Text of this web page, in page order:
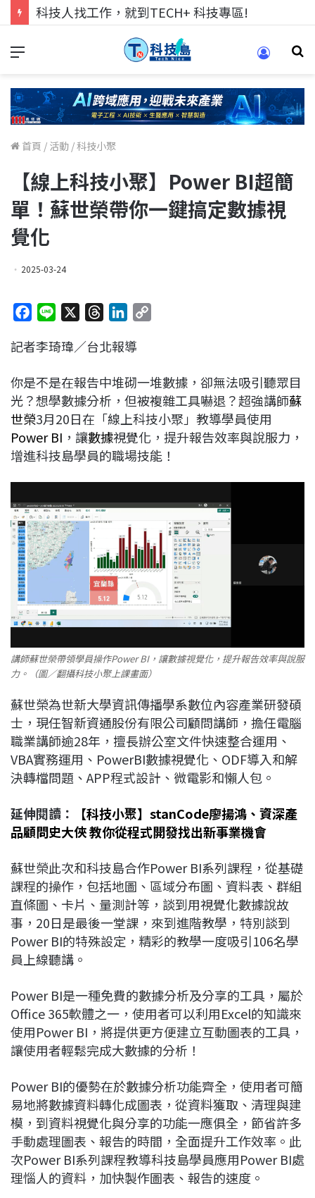
科技人找工作，就到TECH+ 科技專區!
首頁 / 活動 /科技小聚
【線上科技小聚】Power BI超簡
單！蘇世榮帶你一鍵搞定數據視
覺化
2025-03-24
c
b
o
o
k
n
r
a
d
s
n
e
d
I
n
L
i
n
k
記者李琦瑋／台北報導
你是不是在報告中堆砌一堆數據，卻無法吸引聽眾目
光？想學數據分析，但被複雜工具嚇退？超強講師蘇
世榮3月20日在「線上科技小聚」教導學員使用
Power BI ，讓數據視覺化，提升報告效率與說服力，
增進科技島學員的職場技能！
講師蘇世榮帶領學員操作Power BI，讓數據視覺化，提升報告效率與說服
力。（圖／翻攝科技小聚上課畫面）
蘇世榮為世新大學資訊傳播學系數位內容產業研發碩
士，現任智新資通股份有限公司顧問講師，擔任電腦
職業講師逾28年，擅長辦公室文件快速整合運用、
VBA實務運用、PowerBI數據視覺化、ODF導入和解
決轉檔問題、APP程式設計、微電影和懶人包。
延伸閱讀：
【科技小聚】stanCode廖揚鴻、資深產
品顧問史大俠 教你從程式開發找出新事業機會
蘇世榮此次和科技島合作Power BI系列課程，從基礎
課程的操作，包括地圖、區域分布圖、資料表、群組
直條圖、卡片、量測計等，談到用視覺化數據說故
事，20日是最後一堂課，來到進階教學，特別談到
Power BI的特殊設定，精彩的教學一度吸引106名學
員上線聽講。
Power BI是一種免費的數據分析及分享的工具，屬於
Office 365軟體之一，使用者可以利用Excel的知識來
使用Power BI，將提供更方便建立互動圖表的工具，
讓使用者輕鬆完成大數據的分析！
Power BI的優勢在於數據分析功能齊全，使用者可簡
易地將數據資料轉化成圖表，從資料獲取、清理與建
模，到資料視覺化與分享的功能一應俱全，節省許多
手動處理圖表、報告的時間，全面提升工作效率。此
次Power BI系列課程教導科技島學員應用Power BI處
理惱人的資料，加快製作圖表、報告的速度。